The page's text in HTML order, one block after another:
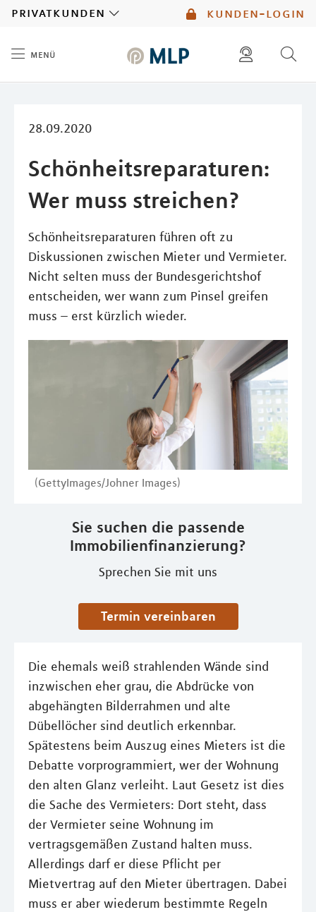
kunden-login
privatkunden
menü
28.09.2020
Schönheitsreparaturen:
Wer muss streichen?
Schönheitsreparaturen führen oft zu
Diskussionen zwischen Mieter und Vermieter.
Nicht selten muss der Bundesgerichtshof
entscheiden, wer wann zum Pinsel greifen
muss – erst kürzlich wieder.
(GettyImages/Johner Images)
Sie suchen die passende
Immobilienfinanzierung?
Sprechen Sie mit uns
Termin vereinbaren
Die ehemals weiß strahlenden Wände sind
inzwischen eher grau, die Abdrücke von
abgehängten Bilderrahmen und alte
Dübellöcher sind deutlich erkennbar.
Spätestens beim Auszug eines Mieters ist die
Debatte vorprogrammiert, wer der Wohnung
den alten Glanz verleiht. Laut Gesetz ist dies
die Sache des Vermieters: Dort steht, dass
der Vermieter seine Wohnung im
vertragsgemäßen Zustand halten muss.
Allerdings darf er diese Pflicht per
Mietvertrag auf den Mieter übertragen. Dabei
muss er aber wiederum bestimmte Regeln